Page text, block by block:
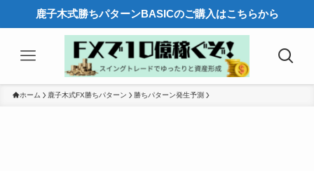
鹿子木式勝ちパターンBASICのご購入はこちらから
ホーム 鹿子木式FX勝ちパターン 勝ちパターン発生予測